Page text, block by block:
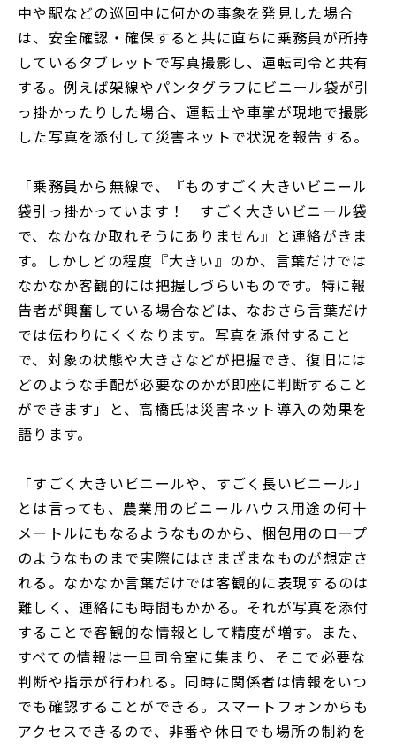
中や駅などの巡回中に何かの事象を発見した場合
は、安全確認・確保すると共に直ちに乗務員が所持
しているタブレットで写真撮影し、運転司令と共有
する。例えば架線やパンタグラフにビニール袋が引
っ掛かったりした場合、運転士や車掌が現地で撮影
した写真を添付して災害ネットで状況を報告する。
「乗務員から無線で、『ものすごく大きいビニール
袋引っ掛かっています！ すごく大きいビニール袋
で、なかなか取れそうにありません』と連絡がきま
す。しかしどの程度『大きい』のか、言葉だけでは
なかなか客観的には把握しづらいものです。特に報
告者が興奮している場合などは、なおさら言葉だけ
では伝わりにくくなります。写真を添付すること
で、対象の状態や大きさなどが把握でき、復旧には
どのような手配が必要なのかが即座に判断すること
ができます」と、高橋氏は災害ネット導入の効果を
語ります。
「すごく大きいビニールや、すごく長いビニール」
とは言っても、農業用のビニールハウス用途の何十
メートルにもなるようなものから、梱包用のロープ
のようなものまで実際にはさまざまなものが想定さ
れる。なかなか言葉だけでは客観的に表現するのは
難しく、連絡にも時間もかかる。それが写真を添付
することで客観的な情報として精度が増す。また、
すべての情報は一旦司令室に集まり、そこで必要な
判断や指示が行われる。同時に関係者は情報をいつ
でも確認することができる。スマートフォンからも
アクセスできるので、非番や休日でも場所の制約を